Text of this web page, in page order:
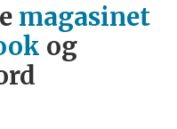
magasinet
og